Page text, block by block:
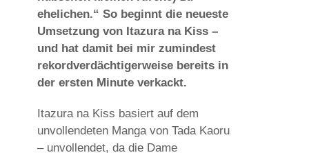
ehelichen.“ So beginnt die neueste
Umsetzung von Itazura na Kiss –
und hat damit bei mir zumindest
rekordverdächtigerweise bereits in
der ersten Minute verkackt.
Itazura na Kiss basiert auf dem
unvollendeten Manga von Tada Kaoru
– unvollendet, da die Dame